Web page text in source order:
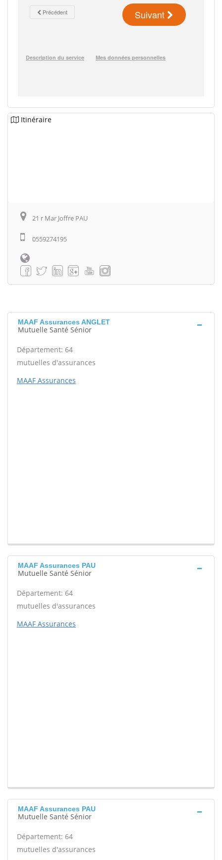
Itinéraire
21 r Mar Joffre PAU
0559274195
MAAF Assurances ANGLET
Mutuelle Santé Sénior
Département: 64
mutuelles d'assurances
MAAF Assurances
MAAF Assurances PAU
Mutuelle Santé Sénior
Département: 64
mutuelles d'assurances
MAAF Assurances
MAAF Assurances PAU
Mutuelle Santé Sénior
Département: 64
mutuelles d'assurances